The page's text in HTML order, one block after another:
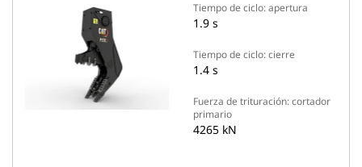
Tiempo de ciclo: apertura
1.9 s
Tiempo de ciclo: cierre
1.4 s
Fuerza de trituración: cortador
primario
4265 kN